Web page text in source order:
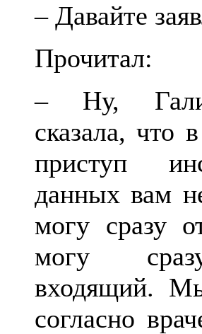
– Давайте
Прочитал:
– Ну,
сказала, что
приступ
данных вам
могу сразу
могу
входящий.
согласно